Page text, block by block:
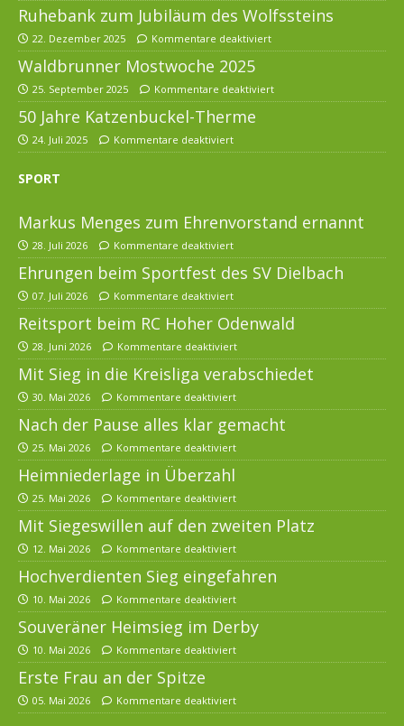
Ruhebank zum Jubiläum des Wolfssteins
22. Dezember 2025 Kommentare deaktiviert
Waldbrunner Mostwoche 2025
25. September 2025 Kommentare deaktiviert
50 Jahre Katzenbuckel-Therme
24. Juli 2025 Kommentare deaktiviert
SPORT
Markus Menges zum Ehrenvorstand ernannt
28. Juli 2026 Kommentare deaktiviert
Ehrungen beim Sportfest des SV Dielbach
07. Juli 2026 Kommentare deaktiviert
Reitsport beim RC Hoher Odenwald
28. Juni 2026 Kommentare deaktiviert
Mit Sieg in die Kreisliga verabschiedet
30. Mai 2026 Kommentare deaktiviert
Nach der Pause alles klar gemacht
25. Mai 2026 Kommentare deaktiviert
Heimniederlage in Überzahl
25. Mai 2026 Kommentare deaktiviert
Mit Siegeswillen auf den zweiten Platz
12. Mai 2026 Kommentare deaktiviert
Hochverdienten Sieg eingefahren
10. Mai 2026 Kommentare deaktiviert
Souveräner Heimsieg im Derby
10. Mai 2026 Kommentare deaktiviert
Erste Frau an der Spitze
05. Mai 2026 Kommentare deaktiviert